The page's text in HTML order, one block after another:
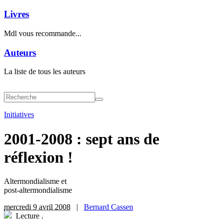
Livres
Mdl vous recommande...
Auteurs
La liste de tous les auteurs
Initiatives
2001-2008 : sept ans de
réflexion !
Altermondialisme et
post-altermondialisme
mercredi 9 avril 2008 | Bernard Cassen
Lecture .